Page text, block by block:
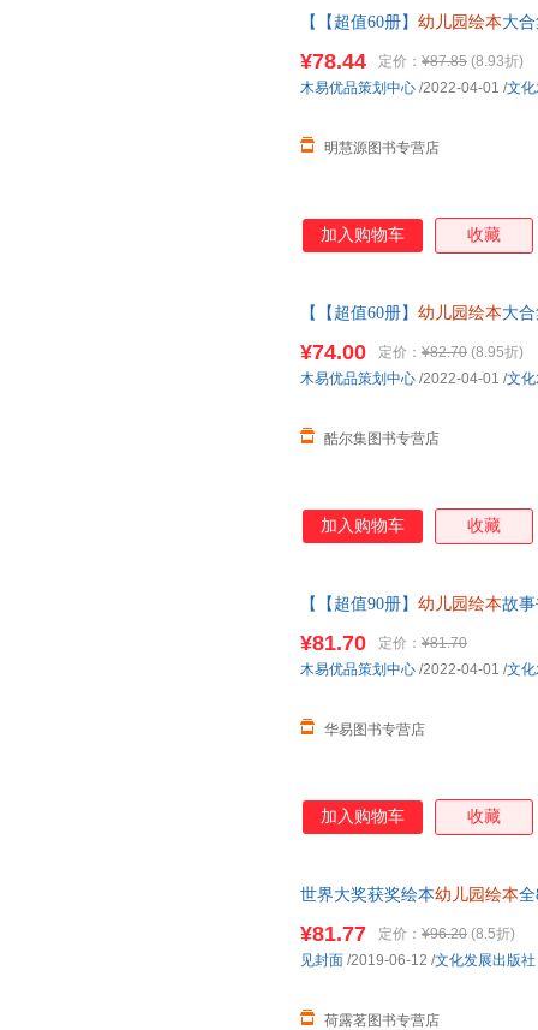
【【超值60册】 幼儿园绘本大
¥78.44 定价： ¥87.85 (8.93折)
明慧源图书专营店
木易优品策划中心 /2022-04-01 /文
加入购物车 收藏
【【超值60册】 幼儿园绘本大
¥74.00 定价： ¥82.70 (8.95折)
酷尔集图书专营店
木易优品策划中心 /2022-04-01 /文
加入购物车 收藏
【【超值90册】 幼儿园绘本故
¥81.70 定价： ¥81.70
华易图书专营店
木易优品策划中心 /2022-04-01 /文
加入购物车 收藏
世界大奖获奖绘本幼儿园绘本
¥81.77 定价： ¥96.20 (8.5折)
荷露茗图书专营店
见封面 /2019-06-12 /文化发展出版社